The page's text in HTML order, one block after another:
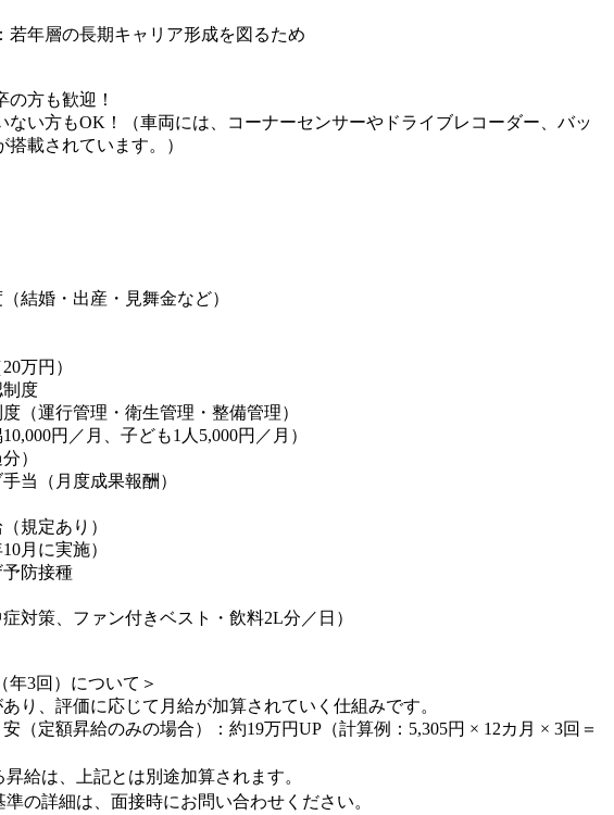
年層の長期キャリア形成を図るため
方も歓迎！
い方もOK！（車両には、コーナーセンサーやドライブレコーダー、バッ
搭載されています。）
結婚・出産・見舞金など）
万円）
度
（運行管理・衛生管理・整備管理）
円／月、子ども1人5,000円／月）
）
当（月度成果報酬）
規定あり）
月に実施）
防接種
対策、ファン付きベスト・飲料2L分／日）
年3回）について＞
り、評価に応じて月給が加算されていく仕組みです。
（定額昇給のみの場合）：約19万円UP（計算例：5,305円 × 12カ月 × 3回＝
給は、上記とは別途加算されます。
の詳細は、面接時にお問い合わせください。